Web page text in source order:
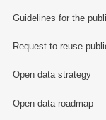
Guidelines for the
Request to reuse
Open data strategy
Open data roadmap